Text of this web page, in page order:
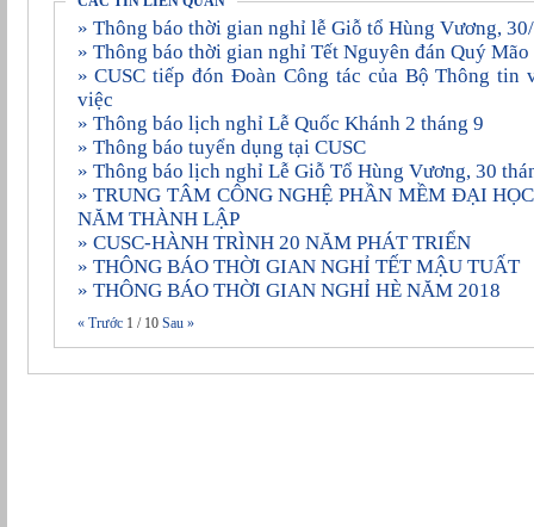
» Thông báo thời gian nghỉ lễ Giỗ tổ Hùng Vương,
» Thông báo thời gian nghỉ Tết Nguyên đán Quý
» CUSC tiếp đón Đoàn Công tác của Bộ Thông tin và Truyền thông đến làm
việc
» Thông báo lịch nghỉ Lễ Quốc Khánh 2 tháng 9
» Thông báo tuyển dụng tại CUSC
» Thông báo lịch nghỉ Lễ Giỗ Tổ Hùng Vương, 30
» TRUNG TÂM CÔNG NGHỆ PHẦN MỀM ÐẠI HỌC CẦN THƠ KỶ NIỆM 20
NĂM THÀNH LẬP
» CUSC-HÀNH TRÌNH 20 NĂM PHÁT TRIỂN
» THÔNG BÁO THỜI GIAN NGHỈ TẾT MẬU TUẤT
» THÔNG BÁO THỜI GIAN NGHỈ HÈ NĂM 2018
« Trước 1 / 10 Sau »